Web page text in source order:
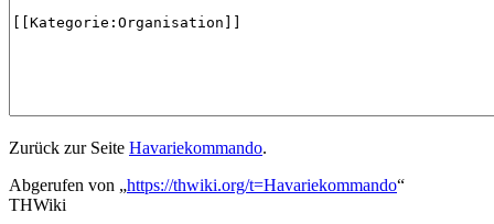
Zurück zur Seite Havariekommando.
Abgerufen von „https://thwiki.org/t=Havariekommando“
THWiki